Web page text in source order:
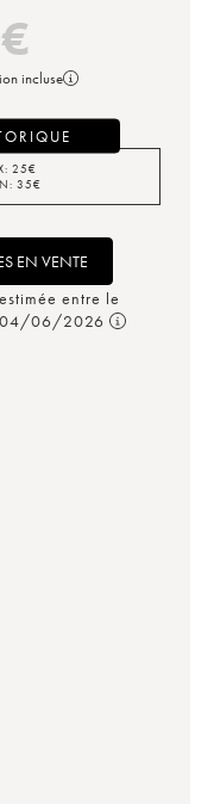
€
incluse
25€
35€
EN VENTE
entre le
06/2026